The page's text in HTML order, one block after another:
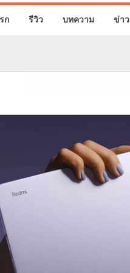
ก รีวิว บทความ ข่าว